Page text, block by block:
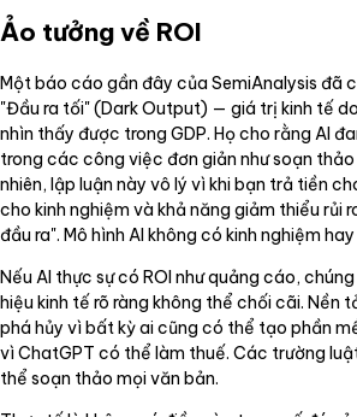
Ảo tưởng về ROI
Một báo cáo gần đây của SemiAnalysis đã
"Đầu ra tối" (Dark Output) — giá trị kinh tế
nhìn thấy được trong GDP. Họ cho rằng AI
trong các công việc đơn giản như soạn thảo
nhiên, lập luận này vô lý vì khi bạn trả tiền
cho kinh nghiệm và khả năng giảm thiểu rủi
đầu ra". Mô hình AI không có kinh nghiệm
Nếu AI thực sự có ROI như quảng cáo,
hiệu kinh tế rõ ràng không thể chối cãi. Nền
phá hủy vì bất kỳ ai cũng có thể tạo phần
vì ChatGPT có thể làm thuế. Các trường
thể soạn thảo mọi văn bản.